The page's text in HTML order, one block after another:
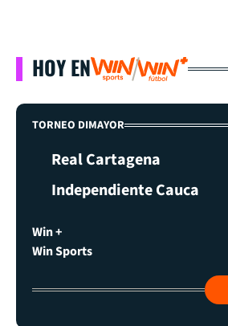
HOY EN
TORNEO DIMAYOR
Real Cartagena
Independiente Cauca
Win +
Win Sports